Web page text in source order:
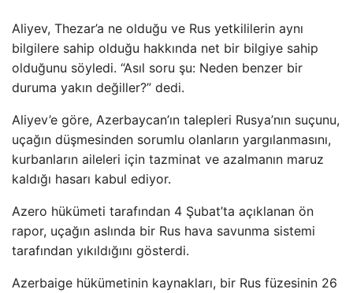
Aliyev, Thezar’a ne olduğu ve Rus yetkililerin aynı
bilgilere sahip olduğu hakkında net bir bilgiye sahip
olduğunu söyledi. “Asıl soru şu: Neden benzer bir
duruma yakın değiller?” dedi.
Aliyev’e göre, Azerbaycan’ın talepleri Rusya’nın suçunu,
uçağın düşmesinden sorumlu olanların yargılanmasını,
kurbanların aileleri için tazminat ve azalmanın maruz
kaldığı hasarı kabul ediyor.
Azero hükümeti tarafından 4 Şubat’ta açıklanan ön
rapor, uçağın aslında bir Rus hava savunma sistemi
tarafından yıkıldığını gösterdi.
Azerbaige hükümetinin kaynakları, bir Rus füzesinin 26